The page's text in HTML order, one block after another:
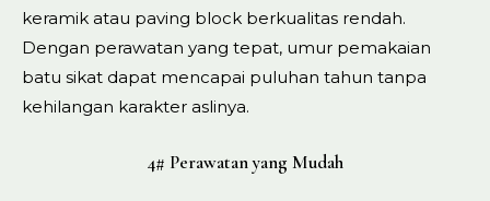
keramik atau paving block berkualitas rendah.
Dengan perawatan yang tepat, umur pemakaian
batu sikat dapat mencapai puluhan tahun tanpa
kehilangan karakter aslinya.
4# Perawatan yang Mudah